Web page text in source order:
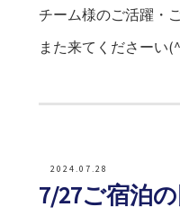
チーム様のご活躍・
また来てくださーい
2024.07.28
7/27ご宿泊